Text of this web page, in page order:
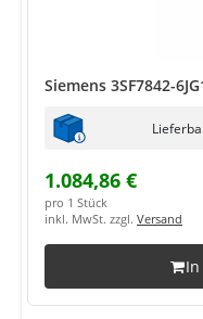
Siemens 3SF7842-
1.084,86 €
pro 1 Stück
inkl. MwSt. zzgl. Versand